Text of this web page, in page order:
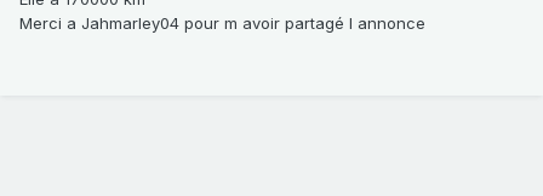
Merci a Jahmarley04 pour m avoir partagé l annonce